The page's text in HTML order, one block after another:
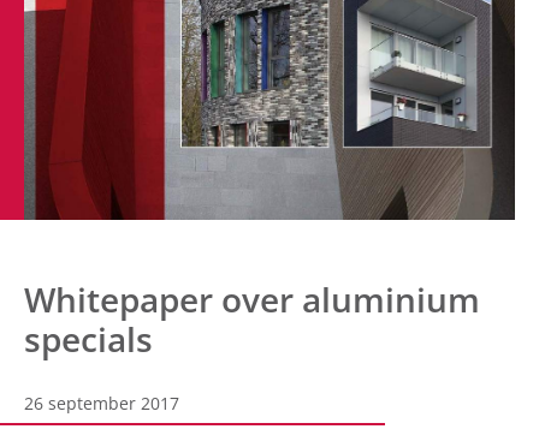
Whitepaper over aluminium
specials
26 september 2017